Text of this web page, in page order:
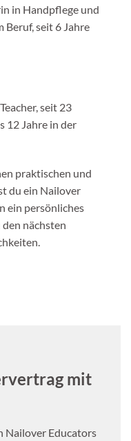
in Handpflege und
Beruf, seit 6 Jahre
seit 23
12 Jahre in der
praktischen und
du ein Nailover
ein persönliches
nächsten
mit
Nailover Educators